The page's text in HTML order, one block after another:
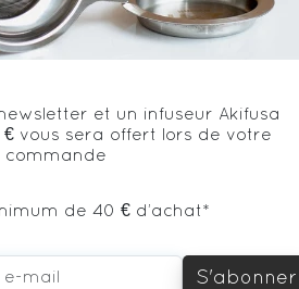
PU‘ERH BEENG CHA SHU 100g
100€
DÉCOUVRIR
et un infuseur Akifusa
€ vous sera offert lors de votre
commande
de 40 € d’achat*
S'abonner